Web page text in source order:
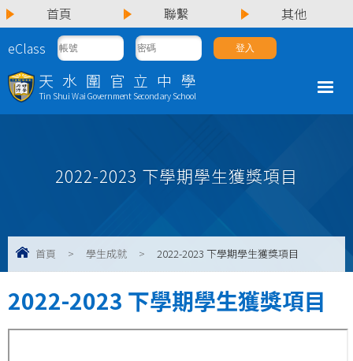
天水圍官立中學
Tin Shui Wai Government Secondary School
首頁 聯繫
其他
eClass
2022-2023 下學期學生獲獎項目
首頁 > 學生成就 > 2022-2023 下學期學生獲獎項目
2022-2023 下學期學生獲獎項目